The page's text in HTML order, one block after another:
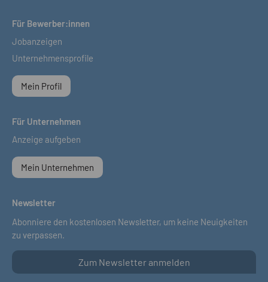
Für Bewerber:innen
Jobanzeigen
Unternehmensprofile
Mein Profil
Für Unternehmen
Anzeige aufgeben
Mein Unternehmen
Newsletter
Abonniere den kostenlosen Newsletter, um keine Neuigkeiten
zu verpassen.
Zum Newsletter anmelden